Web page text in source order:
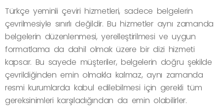
Türkçe yeminli çeviri hizmetleri, sadece belgelerin
çevrilmesiyle sınırlı değildir. Bu hizmetler aynı zamanda
belgelerin düzenlenmesi, yerelleştirilmesi ve uygun
formatlama da dahil olmak üzere bir dizi hizmeti
kapsar. Bu sayede müşteriler, belgelerin doğru şekilde
çevrildiğinden emin olmakla kalmaz, aynı zamanda
resmi kurumlarda kabul edilebilmesi için gerekli tüm
gereksinimleri karşıladığından da emin olabilirler.